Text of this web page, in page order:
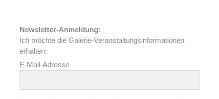
Newsletter-Anmeldung:
Ich möchte die Galerie-Veranstaltungsinformationen
erhalten:
E-Mail-Adresse